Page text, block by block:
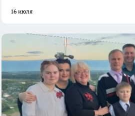
16 июля